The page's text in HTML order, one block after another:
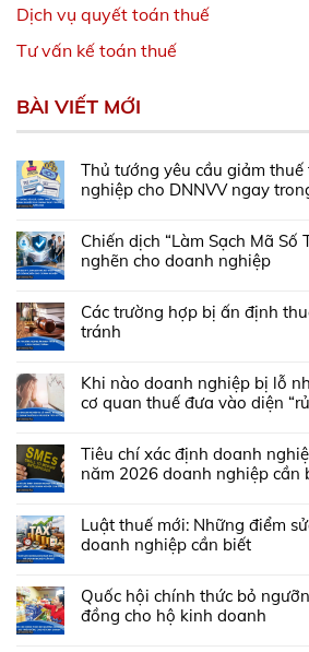
Dịch vụ quyết toán thuế
Tư vấn kế toán thuế
BÀI VIẾT MỚI
Thủ tướng yêu cầu giảm
nghiệp cho DNNVV ngay
Chiến dịch “Làm Sạch Mã Số
nghẽn cho doanh nghiệp
Các trường hợp bị ấn định
tránh
Khi nào doanh nghiệp bị lỗ
cơ quan thuế đưa vào diện
Tiêu chí xác định doanh
năm 2026 doanh nghiệp cần
Luật thuế mới: Những điểm
doanh nghiệp cần biết
Quốc hội chính thức bỏ
đồng cho hộ kinh doanh